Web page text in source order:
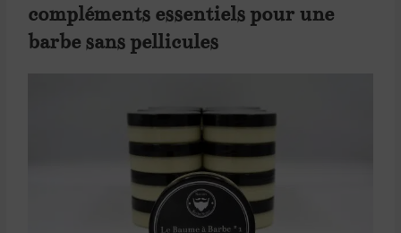
compléments essentiels pour une
barbe sans pellicules